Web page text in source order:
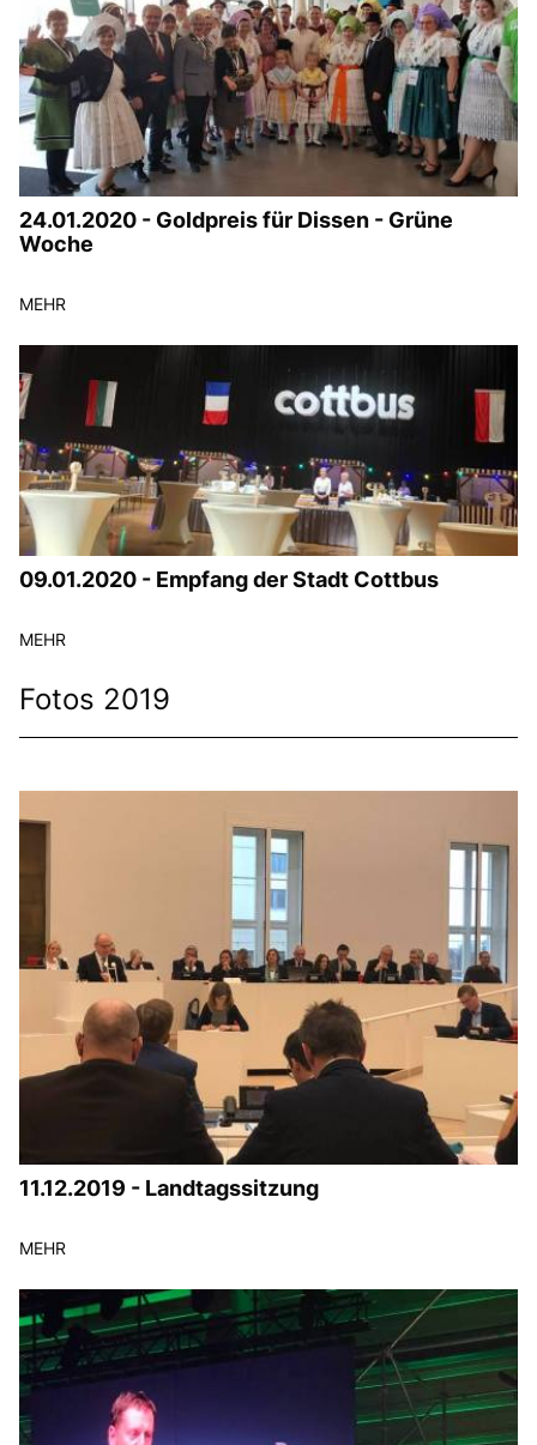
24.01.2020 - Goldpreis für Dissen - Grüne
Woche
MEHR
09.01.2020 - Empfang der Stadt Cottbus
MEHR
Fotos 2019
11.12.2019 - Landtagssitzung
MEHR